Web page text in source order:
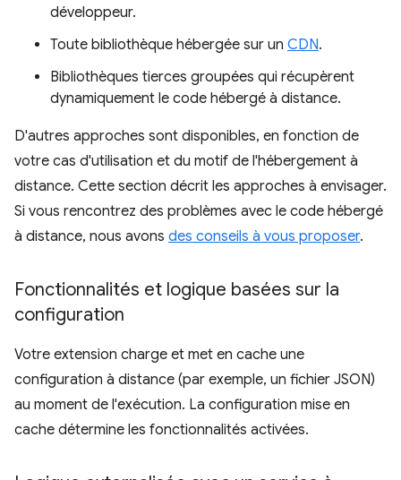
développeur.
Toute bibliothèque hébergée sur un CDN.
Bibliothèques tierces groupées qui récupèrent
dynamiquement le code hébergé à distance.
D'autres approches sont disponibles, en fonction de
votre cas d'utilisation et du motif de l'hébergement à
distance. Cette section décrit les approches à envisager.
Si vous rencontrez des problèmes avec le code hébergé
à distance, nous avons des conseils à vous proposer.
Fonctionnalités et logique basées sur la
configuration
Votre extension charge et met en cache une
configuration à distance (par exemple, un fichier JSON)
au moment de l'exécution. La configuration mise en
cache détermine les fonctionnalités activées.